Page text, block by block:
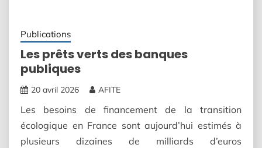
Publications
Les prêts verts des banques
publiques
20 avril 2026 AFITE
Les besoins de financement de la transition
écologique en France sont aujourd’hui estimés à
plusieurs dizaines de milliards d’euros